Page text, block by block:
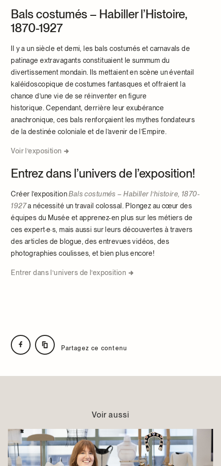
Bals costumés – Habiller l’Histoire,
1870-1927
Il y a un siècle et demi, les bals costumés et carnavals de
patinage extravagants constituaient le summum du
divertissement mondain. Ils mettaient en scène un éventail
kaléidoscopique de costumes fantasques et offraient la
chance d’une vie de se réinventer en figure
historique.Cependant, derrière leur exubérance
anachronique, ces bals renforçaient les mythes fondateurs
de la destinée coloniale et de l’avenir de l’Empire.
Voir l’exposition
Entrez dans l’univers de l’exposition!
Créer l’expositionBals costumés – Habiller l’histoire, 1870-
1927a nécessité un travail colossal. Plongez au cœur des
équipes du Musée et apprenez-en plus sur les métiers de
ces expert·e·s, mais aussi sur leurs découvertes à travers
des articles de blogue, des entrevues vidéos, des
photographies coulisses, et bien plus encore!
Entrer dans l’univers de l’exposition
Partagez ce contenu
Voir aussi